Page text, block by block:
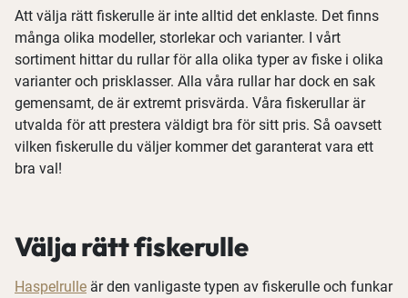
Att välja rätt fiskerulle är inte alltid det enklaste. Det finns
många olika modeller, storlekar och varianter. I vårt
sortiment hittar du rullar för alla olika typer av fiske i olika
varianter och prisklasser. Alla våra rullar har dock en sak
gemensamt, de är extremt prisvärda. Våra fiskerullar är
utvalda för att prestera väldigt bra för sitt pris. Så oavsett
vilken fiskerulle du väljer kommer det garanterat vara ett
bra val!
Välja rätt fiskerulle
Haspelrulle är den vanligaste typen av fiskerulle och funkar